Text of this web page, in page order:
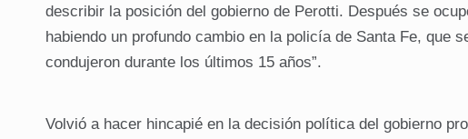
describir la posición del gobierno de Perotti. Después se
habiendo un profundo cambio en la policía de Santa Fe, que
condujeron durante los últimos 15 años”.
Volvió a hacer hincapié en la decisión política del gobierno